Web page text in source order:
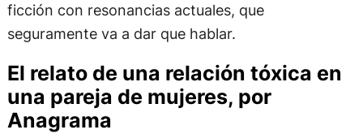
ficción con resonancias actuales, que
seguramente va a dar que hablar.
El relato de una relación tóxica en
una pareja de mujeres, por
Anagrama